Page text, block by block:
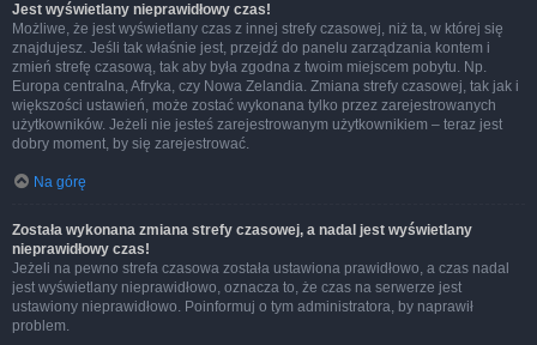
Jest wyświetlany nieprawidłowy czas!
Możliwe, że jest wyświetlany czas z innej strefy czasowej, niż ta, w której się
znajdujesz. Jeśli tak właśnie jest, przejdź do panelu zarządzania kontem i
zmień strefę czasową, tak aby była zgodna z twoim miejscem pobytu. Np.
Europa centralna, Afryka, czy Nowa Zelandia. Zmiana strefy czasowej, tak jak i
większości ustawień, może zostać wykonana tylko przez zarejestrowanych
użytkowników. Jeżeli nie jesteś zarejestrowanym użytkownikiem – teraz jest
dobry moment, by się zarejestrować.
Na górę
Została wykonana zmiana strefy czasowej, a nadal jest wyświetlany
nieprawidłowy czas!
Jeżeli na pewno strefa czasowa została ustawiona prawidłowo, a czas nadal
jest wyświetlany nieprawidłowo, oznacza to, że czas na serwerze jest
ustawiony nieprawidłowo. Poinformuj o tym administratora, by naprawił
problem.